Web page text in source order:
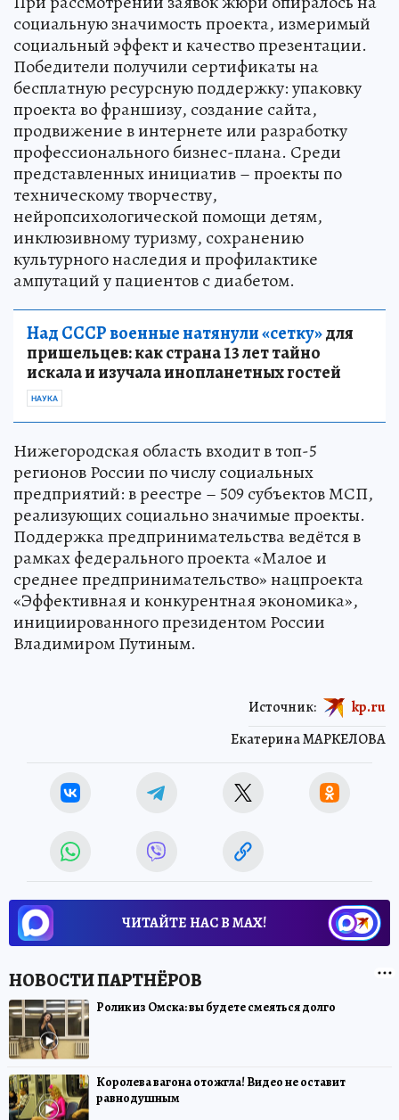
социальную значимость проекта, измеримый
социальный эффект и качество презентации.
Победители получили сертификаты на
бесплатную ресурсную поддержку: упаковку
проекта во франшизу, создание сайта,
продвижение в интернете или разработку
профессионального бизнес-плана. Среди
представленных инициатив – проекты по
техническому творчеству,
нейропсихологической помощи детям,
инклюзивному туризму, сохранению
культурного наследия и профилактике
ампутаций у пациентов с диабетом.
Над СССР военные натянули «сетку»для
пришельцев: как страна 13 лет тайно
искала и изучала инопланетных гостей
НАУКА
Нижегородская область входит в топ-5
регионов России по числу социальных
предприятий: в реестре – 509 субъектов МСП,
реализующих социально значимые проекты.
Поддержка предпринимательства ведётся в
рамках федерального проекта «Малое и
среднее предпринимательство» нацпроекта
«Эффективная и конкурентная экономика»,
инициированного президентом России
Владимиром Путиным.
Екатерина МАРКЕЛОВА
Источник: kp.ru
ЧИТАЙТЕ НАС В МАХ!
Ролик из Омска: вы будете смеяться долго
Королева вагона отожгла! Видео не оставит
равнодушным